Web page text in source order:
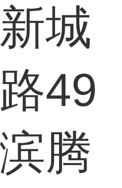
城
49
腾